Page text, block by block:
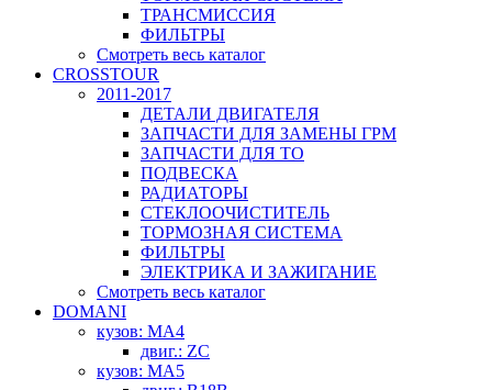
ТРАНСМИССИЯ
ФИЛЬТРЫ
Смотреть весь каталог
CROSSTOUR
2011-2017
ДЕТАЛИ ДВИГАТЕЛЯ
ЗАПЧАСТИ ДЛЯ ЗАМЕНЫ ГРМ
ЗАПЧАСТИ ДЛЯ ТО
ПОДВЕСКА
РАДИАТОРЫ
СТЕКЛООЧИСТИТЕЛЬ
ТОРМОЗНАЯ СИСТЕМА
ФИЛЬТРЫ
ЭЛЕКТРИКА И ЗАЖИГАНИЕ
Смотреть весь каталог
DOMANI
кузов: MA4
двиг.: ZC
кузов: MA5